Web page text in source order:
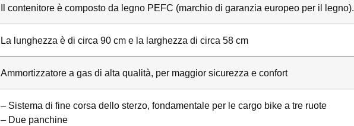
Il contenitore è composto da legno PEFC (marchio di garanzia europeo per il legno).
La lunghezza è di circa 90 cm e la larghezza di circa 58 cm
Ammortizzatore a gas di alta qualità, per maggior sicurezza e confort
– Sistema di fine corsa dello sterzo, fondamentale per le cargo bike a tre ruote
– Due panchine